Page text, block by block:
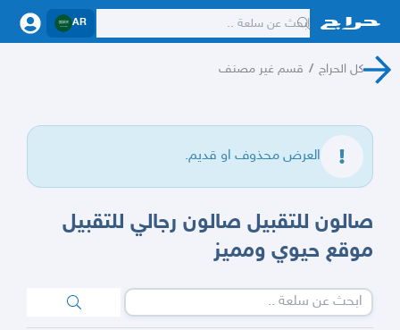
AR
كل الحراج / قسم غير مصنف
العرض محذوف او قديم.
صالون للتقبيل صالون رجالي للتقبيل
موقع حيوي ومميز